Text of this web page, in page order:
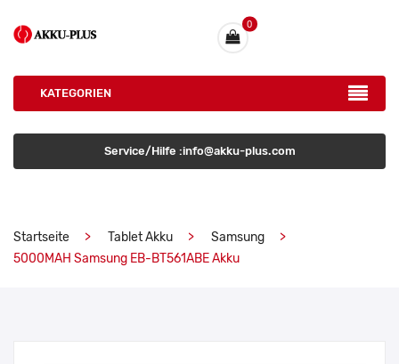
0
KATEGORIEN
Service/Hilfe :info@akku-plus.com
Startseite Tablet Akku
Samsung
5000MAH Samsung EB-BT561ABE Akku